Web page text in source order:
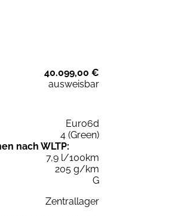
40.099,00 €
ausweisbar
Euro6d
4 (Green)
nach WLTP:
7,9 l/100km
205 g/km
G
Zentrallager